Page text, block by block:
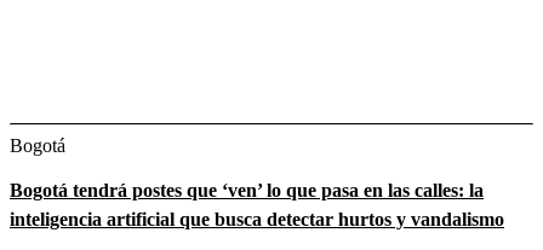
Bogotá
Bogotá tendrá postes que ‘ven’ lo que pasa en las calles: la
inteligencia artificial que busca detectar hurtos y vandalismo